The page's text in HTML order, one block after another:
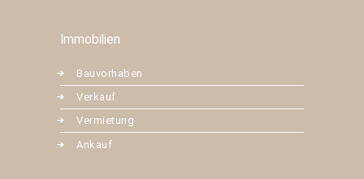
Immobilien
Bauvorhaben
Verkauf
Vermietung
Ankauf